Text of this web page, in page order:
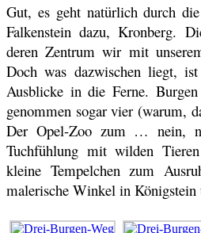
Gut, es geht natürlich durch
Falkenstein dazu, Kronberg.
deren Zentrum wir mit
Doch was dazwischen liegt,
Ausblicke in die Ferne.
genommen sogar vier (warum,
Der Opel-Zoo zum … nein,
Tuchfühlung mit wilden
kleine Tempelchen zum
malerische Winkel in Königstein